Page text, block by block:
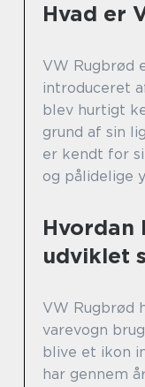
Hvad er
VW Rugbrød
introduceret
blev hurtigt
grund af sin
er kendt for
og pålidelige
Hvordan
udviklet
VW Rugbrød
varevogn
blive et ikon
har gennem